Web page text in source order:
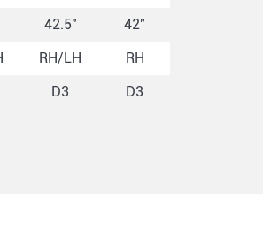
42.5"
42"
RH/LH
RH
D3
D3